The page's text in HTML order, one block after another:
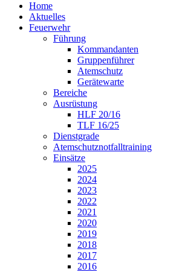
Home
Aktuelles
Feuerwehr
Führung
Kommandanten
Gruppenführer
Atemschutz
Gerätewarte
Bereiche
Ausrüstung
HLF 20/16
TLF 16/25
Dienstgrade
Atemschutznotfalltraining
Einsätze
2025
2024
2023
2022
2021
2020
2019
2018
2017
2016